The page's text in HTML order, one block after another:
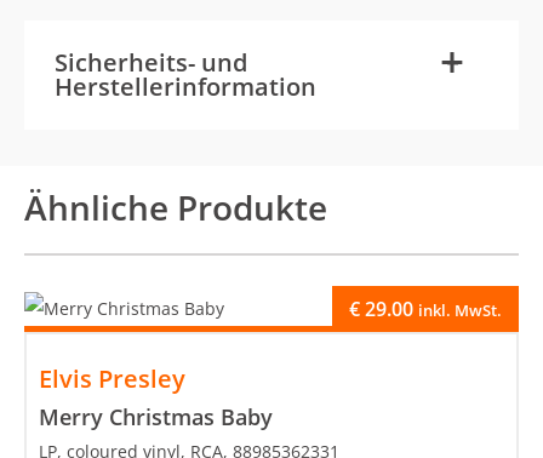
Sicherheits- und
Herstellerinformation +
-
Ähnliche Produkte
Elvis Presley
Merry Christmas Baby
€29.00 inkl. MwSt.
LP, coloured vinyl, RCA, 88985362331